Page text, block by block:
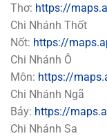
Thơ: https://
Chi Nhánh Thốt
Nốt: https://
Chi Nhánh Ô
Môn: https://
Chi Nhánh Ngã
Bảy: https://
Chi Nhánh Sa